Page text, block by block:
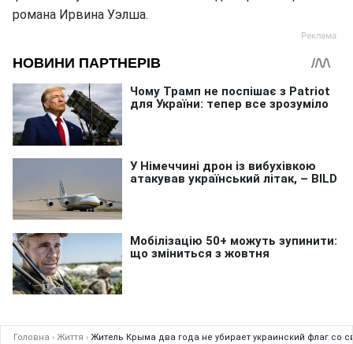
романа Ирвина Уэлша.
Головна › Життя › Житель Крыма два года не убирает украинский флаг со